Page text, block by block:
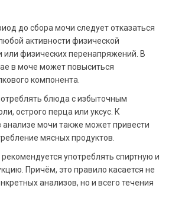
до сбора мочи следует отказаться
активности физической
или физических перенапряжений. В
в моче может повыситься
компонента.
блюда с избыточным
острого перца или уксус. К
анализе мочи также может привести
мясных продуктов.
употреблять спиртную и
Причём, это правило касается не
анализов, но и всего течения